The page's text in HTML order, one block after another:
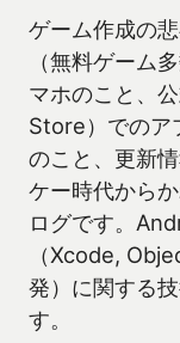
ゲーム作成の
（無料ゲーム
マホのこと、
Store）でのア
のこと、更新
ケー時代から
ログです。
（Xcode,
発）に関する
す。